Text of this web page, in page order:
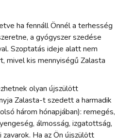
ha fennáll Önnél a terhesség
a gyógyszer szedése
Szoptatás ideje alatt nem
mivel kis mennyiségű Zalasta
olyan újszülött
Zalasta-t szedett a harmadik
három hónapjában): remegés,
álmosság, izgatottság,
Ha az Ön újszülött